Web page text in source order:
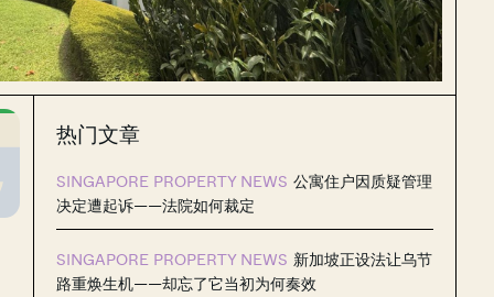
热门文章
SINGAPORE PROPERTY NEWS 公寓住户因质疑管理
决定遭起诉——法院如何裁定
SINGAPORE PROPERTY NEWS 新加坡正设法让乌节
路重焕生机——却忘了它当初为何奏效